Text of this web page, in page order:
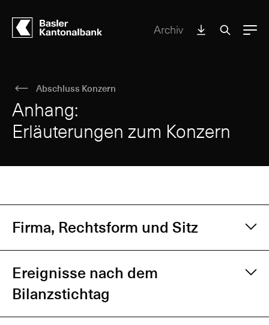
Archiv Menu
Abschluss Konzern
Anhang:
Erläuterungen zum Konzern
Firma, Rechtsform und Sitz
Ereignisse nach dem
Bilanzstichtag